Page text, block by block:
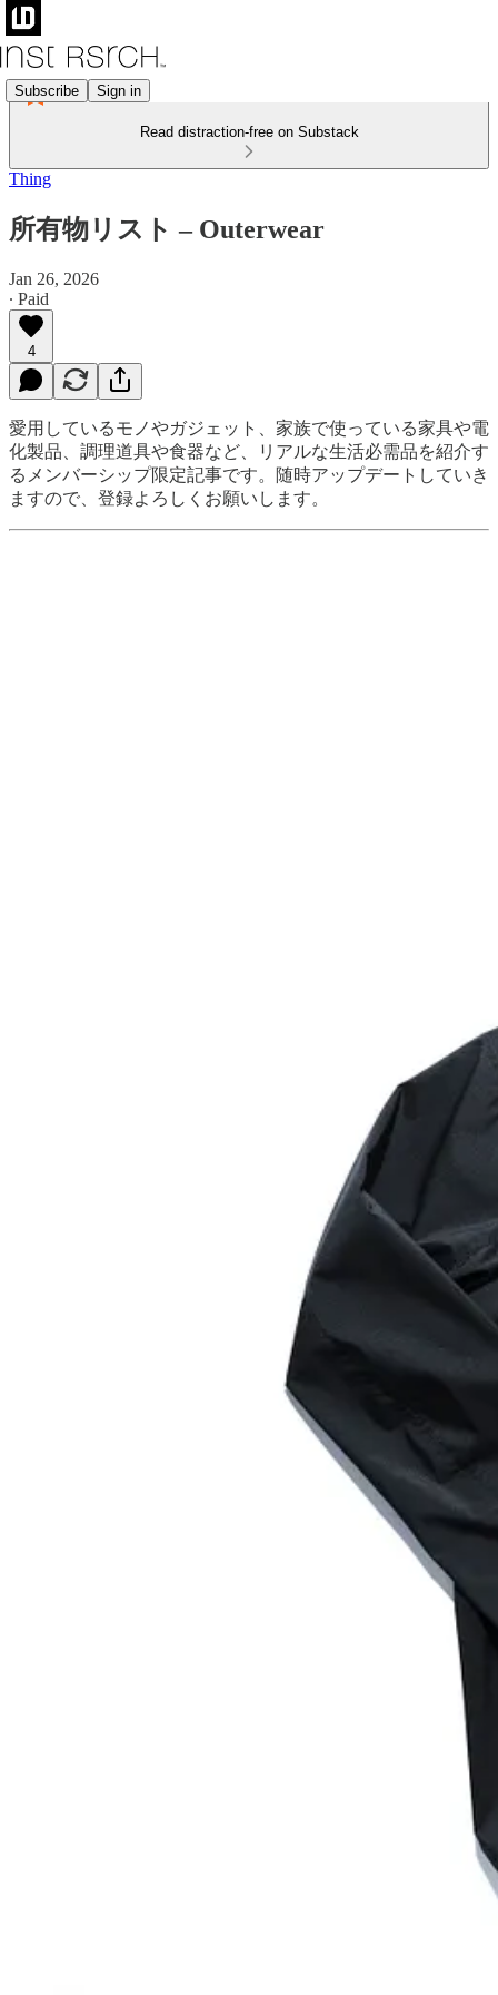
Subscribe Sign in
Read distraction-free on Substack
Thing
所有物リスト – Outerwear
Jan 26, 2026
∙ Paid
4
愛用しているモノやガジェット、家族で使っている家具や電
化製品、調理道具や食器など、リアルな生活必需品を紹介す
るメンバーシップ限定記事です。随時アップデートしていき
ますので、登録よろしくお願いします。